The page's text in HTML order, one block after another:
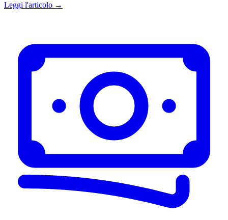
Leggi l'articolo →